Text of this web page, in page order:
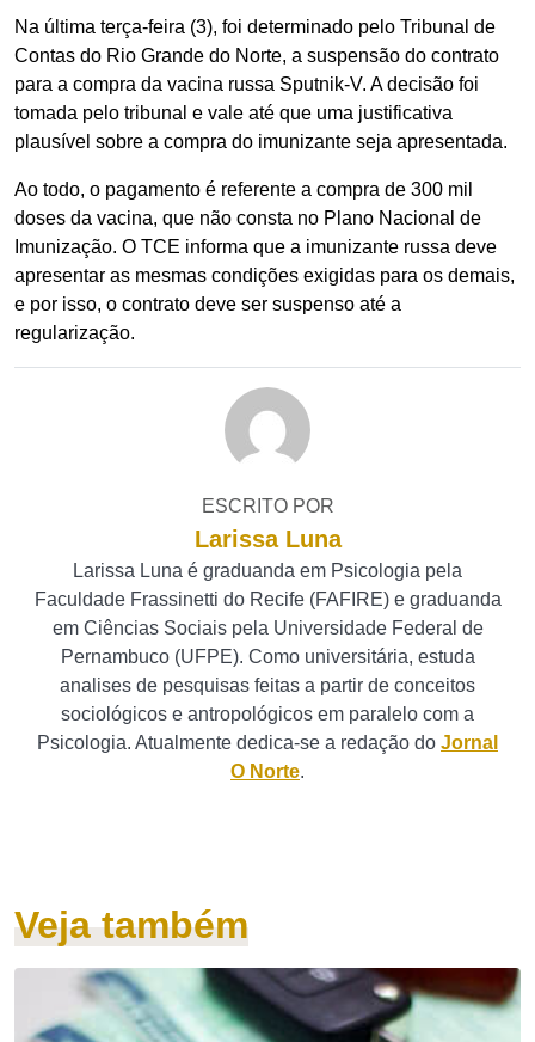
Na última terça-feira (3), foi determinado pelo Tribunal de
Contas do Rio Grande do Norte, a suspensão do contrato
para a compra da vacina russa Sputnik-V. A decisão foi
tomada pelo tribunal e vale até que uma justificativa
plausível sobre a compra do imunizante seja apresentada.
Ao todo, o pagamento é referente a compra de 300 mil
doses da vacina, que não consta no Plano Nacional de
Imunização. O TCE informa que a imunizante russa deve
apresentar as mesmas condições exigidas para os demais,
e por isso, o contrato deve ser suspenso até a
regularização.
ESCRITO POR
Larissa Luna
Larissa Luna é graduanda em Psicologia pela
Faculdade Frassinetti do Recife (FAFIRE) e graduanda
em Ciências Sociais pela Universidade Federal de
Pernambuco (UFPE). Como universitária, estuda
analises de pesquisas feitas a partir de conceitos
sociológicos e antropológicos em paralelo com a
Psicologia. Atualmente dedica-se a redação do Jornal
O Norte.
Veja também